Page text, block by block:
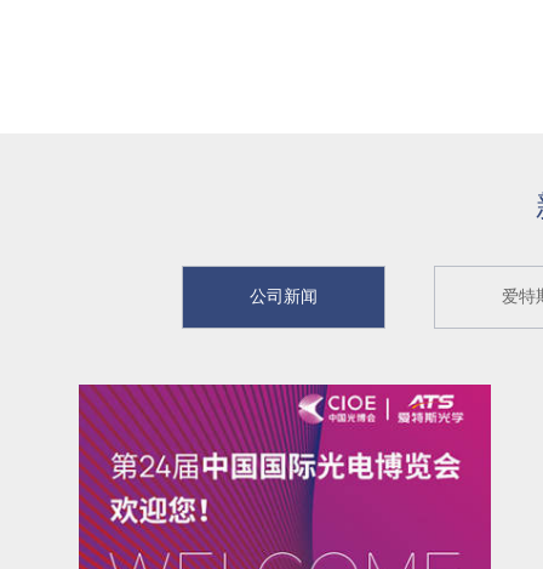
公司新闻 爱特